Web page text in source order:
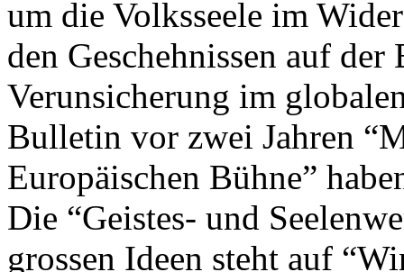
um die Volksseele im
den Geschehnissen auf
Verunsicherung im
Bulletin vor zwei Jahren
Europäischen Bühne”
Die “Geistes- und
grossen Ideen steht auf